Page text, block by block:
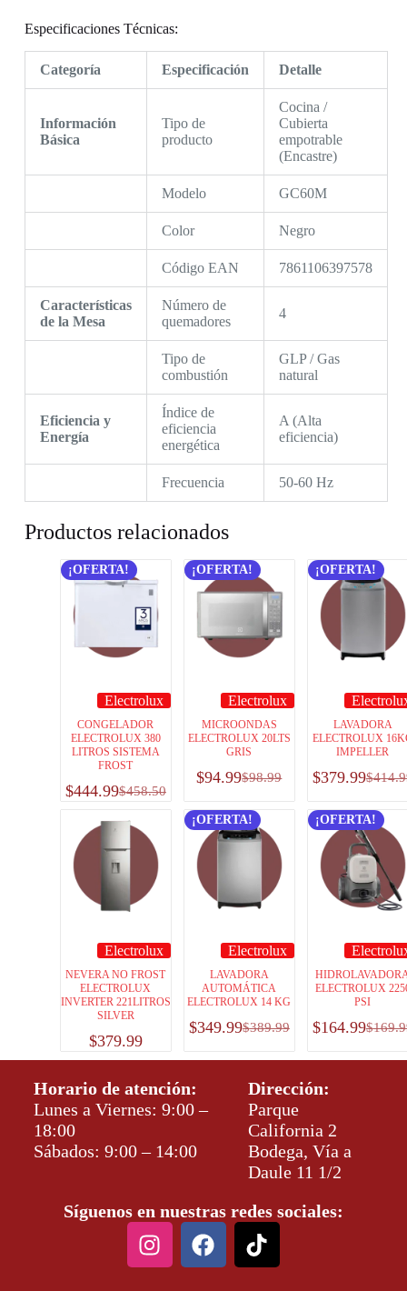
Especificaciones Técnicas:
Categoría Especificación Detalle
Información
Básica
Tipo de
producto
Cocina /
Cubierta
empotrable
(Encastre)
Modelo GC60M
Color Negro
Código EAN 7861106397578
Características
de la Mesa
Número de
quemadores
4
Tipo de
combustión
GLP / Gas
natural
Eficiencia y
Energía
Índice de
eficiencia
energética
A (Alta
eficiencia)
Frecuencia 50-60 Hz
Productos relacionados
¡OFERTA!
Electrolux
CONGELADOR
ELECTROLUX 380
LITROS SISTEMA
FROST
$458.50
$444.99
¡OFERTA!
Electrolux
MICROONDAS
ELECTROLUX 20LTS
GRIS
$98.99
$94.99
¡OFERTA!
LAVADORA
ELECTROLUX
IMPELLER
$
$379.99
Electrolux
NEVERA NO FROST
ELECTROLUX
INVERTER 221LITROS
SILVER
$379.99
¡OFERTA!
Electrolux
LAVADORA
AUTOMÁTICA
ELECTROLUX 14 KG
$389.99
$349.99
¡OFERTA!
ELECTROLUX
PSI
$
$164.99
Horario de atención:
Lunes a Viernes: 9:00 –
18:00
Sábados: 9:00 – 14:00
Dirección:
Parque
California 2
Bodega, Vía a
Daule 11 1/2
Síguenos en nuestras redes sociales: